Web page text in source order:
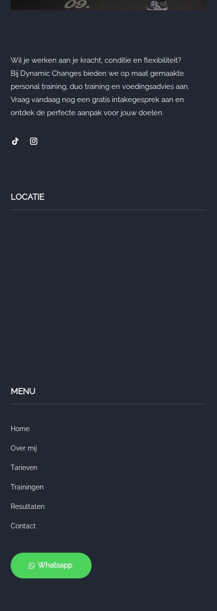
Wil je werken aan je kracht, conditie en flexibiliteit?
Bij Dynamic Changes bieden we op maat gemaakte
personal training, duo training en voedingsadvies aan.
Vraag vandaag nog een gratis intakegesprek aan en
ontdek de perfecte aanpak voor jouw doelen.
LOCATIE
MENU
Home
Over mij
Tarieven
Trainingen
Resultaten
Contact
Whatsapp